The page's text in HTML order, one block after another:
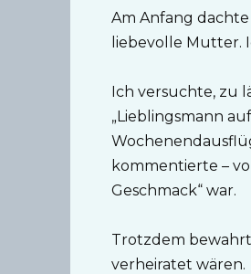
Am Anfang dachte
liebevolle Mutter.
Ich versuchte, zu
„Lieblingsmann
kommentierte –
Geschmack“ war.
Trotzdem
verheiratet wären.